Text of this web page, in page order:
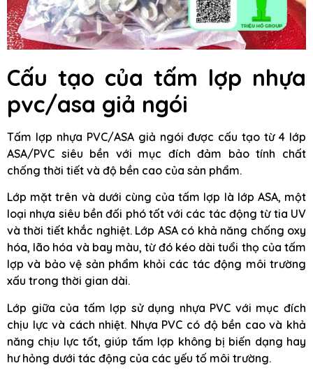
Cấu tạo của tấm lợp nhựa
pvc/asa giả ngói
Tấm lợp nhựa PVC/ASA giả ngói được cấu tạo từ 4 lớp
ASA/PVC siêu bền với mục đích đảm bảo tính chất
chống thời tiết và độ bền cao của sản phẩm.
Lớp mặt trên và dưới cùng của tấm lợp là lớp ASA, một
loại nhựa siêu bền đối phó tốt với các tác động từ tia UV
và thời tiết khắc nghiệt. Lớp ASA có khả năng chống oxy
hóa, lão hóa và bay màu, từ đó kéo dài tuổi thọ của tấm
lợp và bảo vệ sản phẩm khỏi các tác động môi trường
xấu trong thời gian dài.
Lớp giữa của tấm lợp sử dụng nhựa PVC với mục đích
chịu lực và cách nhiệt. Nhựa PVC có độ bền cao và khả
năng chịu lực tốt, giúp tấm lợp không bị biến dạng hay
hư hỏng dưới tác động của các yếu tố môi trường.